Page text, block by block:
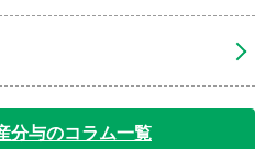
分与のコラム一覧